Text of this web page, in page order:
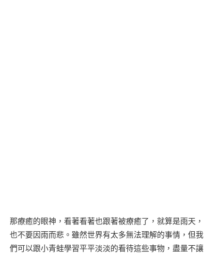
那療癒的眼神，看著看著也跟著被療癒了，就算是雨天，
也不要因雨而悲。雖然世界有太多無法理解的事情，但我
們可以跟小青蛙學習平平淡淡的看待這些事物，盡量不讓